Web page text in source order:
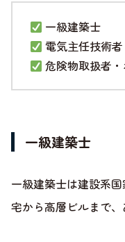
一級建築士
電気主任技術
危険物取扱者
一級建築士
一級建築士は建設系
宅から高層ビルまで、